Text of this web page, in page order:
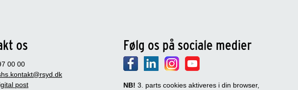
os
00 00
post
Følg os på sociale medier
NB! 3. parts cookies aktiveres i din browser,